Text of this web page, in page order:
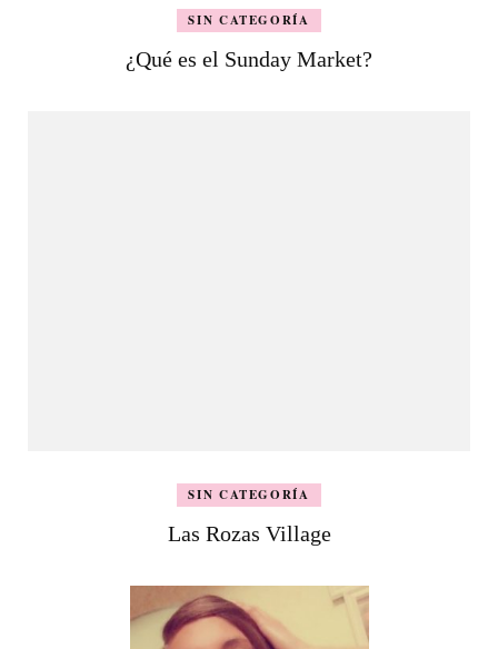
SIN CATEGORÍA
¿Qué es el Sunday Market?
SIN CATEGORÍA
Las Rozas Village